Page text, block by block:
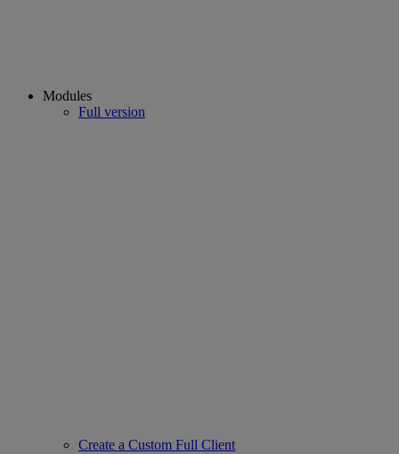
Modules
Full version
Create a Custom Full Client